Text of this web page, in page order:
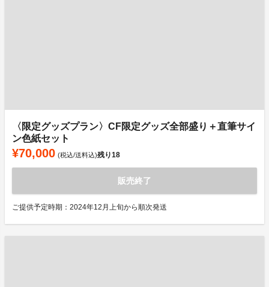
〈限定グッズプラン〉CF限定グッズ全部盛り＋直筆サイ
ン色紙セット
¥70,000 (税込/送料込)残り18
販売終了
ご提供予定時期：2024年12月上旬から順次発送